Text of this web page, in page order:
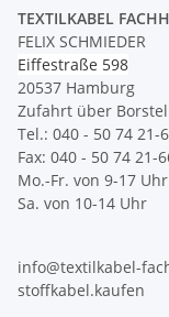
TEXTILKABEL
FELIX SCHMIEDER
Eiffestraße 598
20537 Hamburg
Zufahrt über
Tel.: 040 - 50 74 21-
Fax: 040 - 50 74 21-
Mo.-Fr. von 9-17 Uhr
Sa. von 10-14 Uhr
info@textilkabel-
stoffkabel.kaufen